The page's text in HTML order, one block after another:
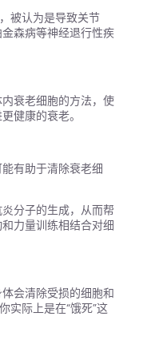
被认为是导致关节
森病等神经退行性疾
衰老细胞的方法，使
健康的衰老。
有助于清除衰老细
分子的生成，从而帮
力量训练相结合对细
会清除受损的细胞和
实际上是在“饿死”这